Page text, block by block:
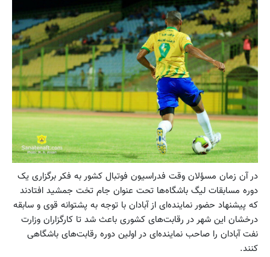
در آن زمان مسؤلان وقت فدراسیون فوتبال کشور به فکر برگزاری یک
دوره مسابقات لیگ باشگاه‌ها تحت عنوان جام تخت جمشید افتادند
که پیشنهاد حضور نماینده‌ای از آبادان با توجه به پشتوانه قوی و سابقه
درخشان این شهر در رقابت‌های کشوری باعث شد تا کارگزاران وزارت
نفت آبادان را صاحب نماینده‌ای در اولین دوره رقابت‌های باشگاهی
کنند.